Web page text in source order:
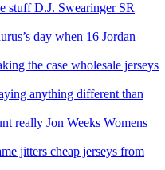
stuff D.J. Swearinger SR
day when 16 Jordan
the case wholesale jerseys
anything different than
really Jon Weeks Womens
jitters cheap jerseys from